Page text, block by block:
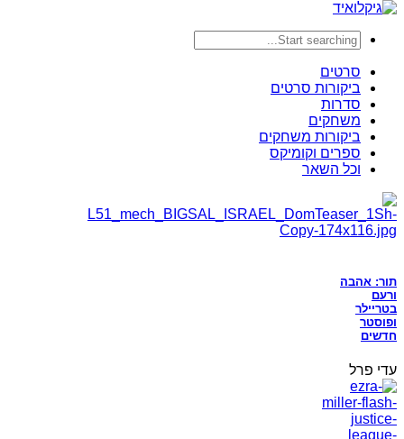
סרטים
ביקורות סרטים
סדרות
משחקים
ביקורות משחקים
ספרים וקומיקס
וכל השאר
תור: אהבה
ורעם
בטריילר
ופוסטר
חדשים
עדי פרל